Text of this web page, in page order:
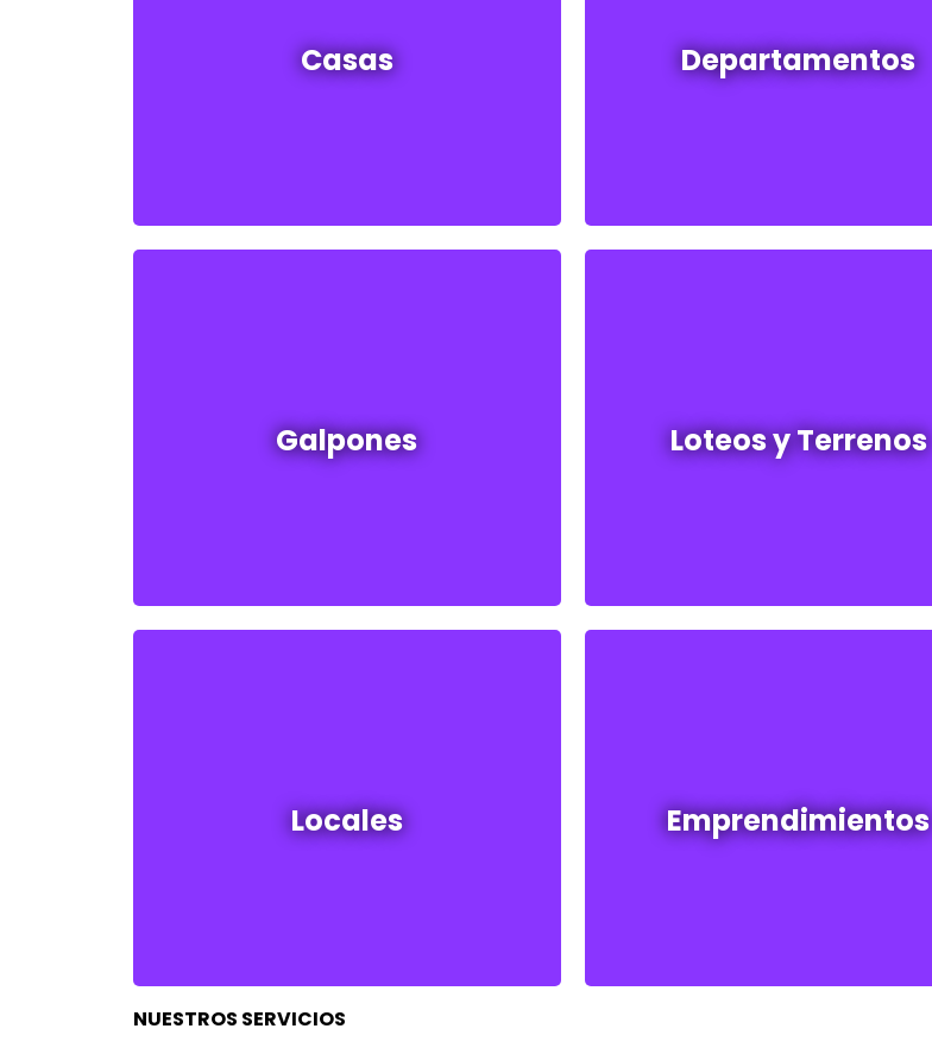
Casas Departamentos
Galpones Loteos y Terrenos
Locales Emprendimientos
NUESTROS SERVICIOS